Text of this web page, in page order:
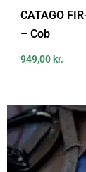
CATAGO
– Cob
949,00 kr.